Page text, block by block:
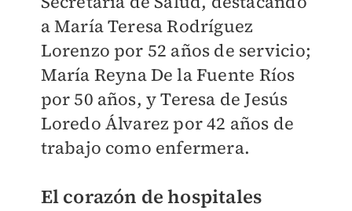
a María Teresa Rodríguez
Lorenzo por 52 años de servicio;
María Reyna De la Fuente Ríos
por 50 años, y Teresa de Jesús
Loredo Álvarez por 42 años de
trabajo como enfermera.
El corazón de hospitales